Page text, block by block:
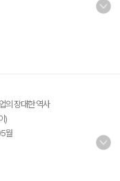
의 장대한 역사
)
월